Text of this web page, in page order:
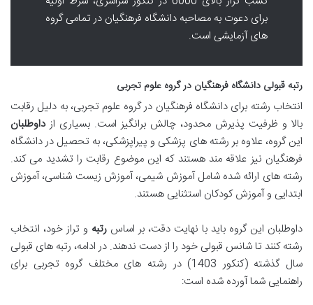
برای دعوت به مصاحبه دانشگاه فرهنگیان در تمامی گروه
های آزمایشی است.
رتبه قبولی دانشگاه فرهنگیان در گروه علوم تجربی
انتخاب رشته برای دانشگاه فرهنگیان در گروه علوم تجربی، به دلیل رقابت
بالا و ظرفیت پذیرش محدود، چالش برانگیز است. بسیاری ازداوطلبان
این گروه، علاوه بر رشته های پزشکی و پیراپزشکی، به تحصیل در دانشگاه
فرهنگیان نیز علاقه مند هستند که این موضوع رقابت را تشدید می کند.
رشته های ارائه شده شامل آموزش شیمی، آموزش زیست شناسی، آموزش
ابتدایی و آموزش کودکان استثنایی هستند.
داوطلبان این گروه باید با نهایت دقت، بر اساس رتبه و تراز خود، انتخاب
رشته کنند تا شانس قبولی خود را از دست ندهند. در ادامه، رتبه های قبولی
سال گذشته (کنکور 1403) در رشته های مختلف گروه تجربی برای
راهنمایی شما آورده شده است: